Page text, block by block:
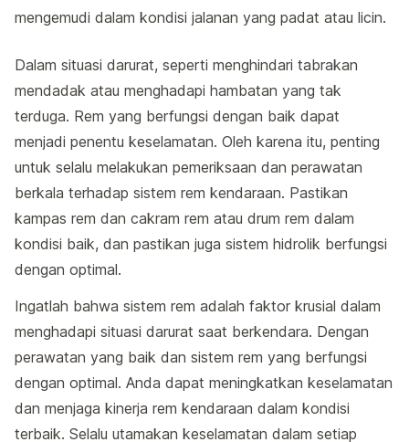
mengemudi dalam kondisi jalanan yang padat atau licin.
Dalam situasi darurat, seperti menghindari tabrakan
mendadak atau menghadapi hambatan yang tak
terduga. Rem yang berfungsi dengan baik dapat
menjadi penentu keselamatan. Oleh karena itu, penting
untuk selalu melakukan pemeriksaan dan perawatan
berkala terhadap sistem rem kendaraan. Pastikan
kampas rem dan cakram rem atau drum rem dalam
kondisi baik, dan pastikan juga sistem hidrolik berfungsi
dengan optimal.
Ingatlah bahwa sistem rem adalah faktor krusial dalam
menghadapi situasi darurat saat berkendara. Dengan
perawatan yang baik dan sistem rem yang berfungsi
dengan optimal. Anda dapat meningkatkan keselamatan
dan menjaga kinerja rem kendaraan dalam kondisi
terbaik. Selalu utamakan keselamatan dalam setiap